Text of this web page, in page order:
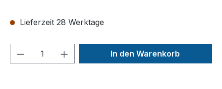
Lieferzeit 28 Werktage
Produkt Anzahl: Gib denIn den Warenkorb